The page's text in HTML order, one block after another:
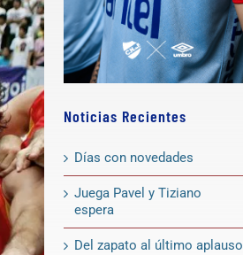
Noticias Recientes
Días con novedades
Juega Pavel y Tiziano
espera
Del zapato al último aplauso